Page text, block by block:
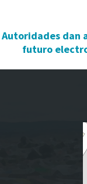
Autoridades dan
futuro